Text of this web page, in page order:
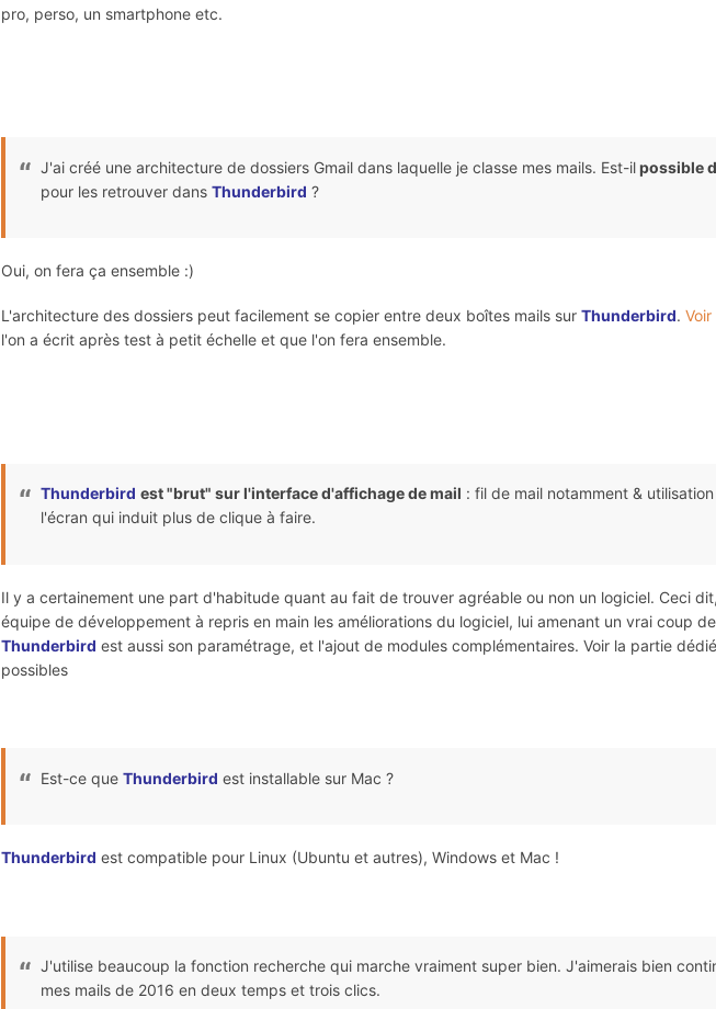
pro, perso, un smartphone etc.
J'ai créé une architecture de dossiers Gmail dans laquelle je classe mes mails. Est-ilpossible
pour les retrouver dans Thunderbird ?
Oui, on fera ça ensemble :)
L'architecture des dossiers peut facilement se copier entre deux boîtes mails sur Thunderbird.
l'on a écrit après test à petit échelle et que l'on fera ensemble.
Thunderbird est "brut" sur l'interface d'affichage de mail : fil de mail notamment &
l'écran qui induit plus de clique à faire.
Il y a certainement une part d'habitude quant au fait de trouver agréable ou non un logiciel. Ceci
équipe de développement à repris en main les améliorations du logiciel, lui amenant un vrai coup
Thunderbird est aussi son paramétrage, et l'ajout de modules complémentaires. Voir la partie
possibles
Est-ce que Thunderbird est installable sur Mac ?
Thunderbird est compatible pour Linux (Ubuntu et autres), Windows et Mac !
J'utilise beaucoup la fonction recherche qui marche vraiment super bien. J'aimerais bien
mes mails de 2016 en deux temps et trois clics.